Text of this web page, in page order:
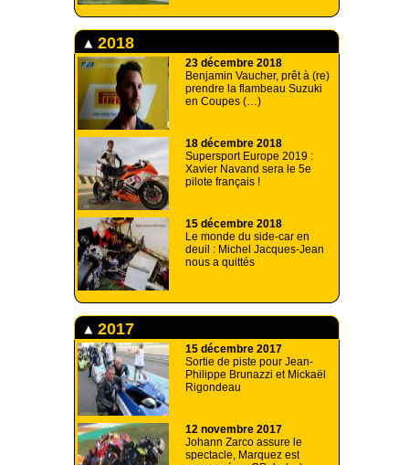
2018
23 décembre 2018
Benjamin Vaucher, prêt à (re)
prendre la flambeau Suzuki
en Coupes (…)
18 décembre 2018
Supersport Europe 2019 :
Xavier Navand sera le 5e
pilote français !
15 décembre 2018
Le monde du side-car en
deuil : Michel Jacques-Jean
nous a quittés
2017
15 décembre 2017
Sortie de piste pour Jean-
Philippe Brunazzi et Mickaël
Rigondeau
12 novembre 2017
Johann Zarco assure le
spectacle, Marquez est